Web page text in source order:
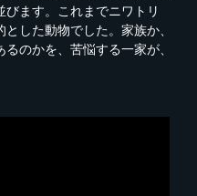
ます。これまでニワトリ
した動物でした。家族か、
のかを、苦悩する一家が、